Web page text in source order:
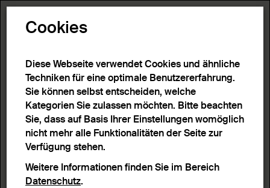
8 Ergebnisse
Start>Detailsuche>Suchergebnisse
Filter
Cookies
Diese Webseite verwendet Cookies und ähnliche
Techniken für eine optimale Benutzererfahrung.
Sie können selbst entscheiden, welche
Kategorien Sie zulassen möchten. Bitte beachten
Sie, dass auf Basis Ihrer Einstellungen womöglich
nicht mehr alle Funktionalitäten der Seite zur
Verfügung stehen.
Weitere Informationen finden Sie im Bereich
Datenschutz.